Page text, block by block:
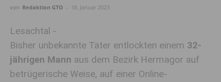
von Redaktion GTO - 18. Januar 2023
Lesachtal -
Bisher unbekannte Täter entlockten einem 32-
jährigen Mann aus dem Bezirk Hermagor auf
betrügerische Weise, auf einer Online-